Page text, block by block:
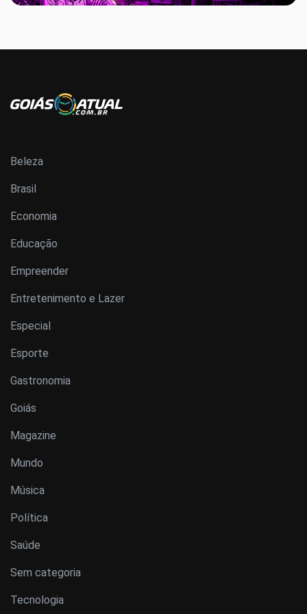
Beleza
Brasil
Economia
Educação
Empreender
Entretenimento e Lazer
Especial
Esporte
Gastronomia
Goiás
Magazine
Mundo
Música
Política
Saúde
Sem categoria
Tecnologia